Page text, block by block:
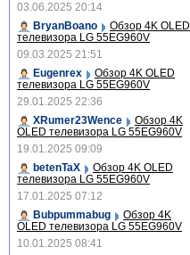
03.06.2025 20:14
BryanBoano
Обзор 4K OLED
телевизора LG 55EG960V
09.03.2025 21:51
Eugenrex
Обзор 4K OLED
телевизора LG 55EG960V
29.01.2025 22:36
XRumer23Wence
Обзор 4K
OLED телевизора LG 55EG960V
19.01.2025 09:09
betenTaX
Обзор 4K OLED
телевизора LG 55EG960V
17.01.2025 07:12
Bubpummabug
Обзор 4K
OLED телевизора LG 55EG960V
10.01.2025 08:41